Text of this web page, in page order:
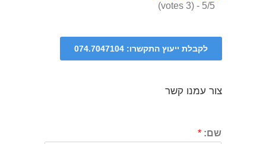
5/5 - (3 votes)
צור עמנו קשר
שם: *